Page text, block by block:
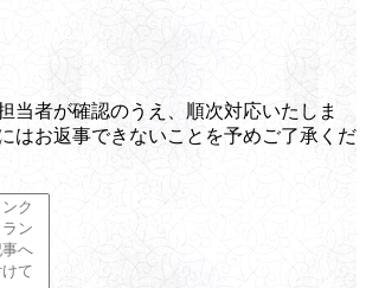
当者が確認のうえ、順次対応いたしま
はお返事できないことを予めご了承くだ